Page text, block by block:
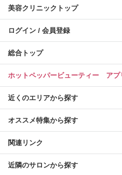
美容クリニックトップ
ログイン / 会員登録
総合トップ
ホットペッパービューティー アプ
近くのエリアから探す
オススメ特集から探す
関連リンク
近隣のサロンから探す